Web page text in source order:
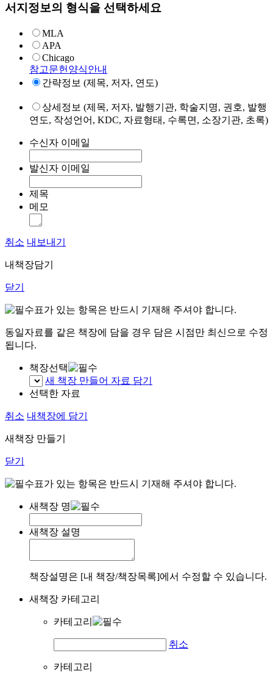
서지정보의 형식을 선택하세요
MLA
APA
Chicago
참고문헌양식안내
간략정보 (제목, 저자, 연도)
상세정보 (제목, 저자, 발행기관, 학술지명, 권호, 발행
연도, 작성언어, KDC, 자료형태, 수록면, 소장기관, 초록)
수신자 이메일
발신자 이메일
제목
메모
취소 내보내기
내책장담기
닫기
표가 있는 항목은 반드시 기재해 주셔야 합니다.
동일자료를 같은 책장에 담을 경우 담은 시점만 최신으로 수정
됩니다.
책장선택
새 책장 만들어 자료 담기
선택한 자료
취소 내책장에 담기
새책장 만들기
닫기
표가 있는 항목은 반드시 기재해 주셔야 합니다.
새책장 명
새책장 설명
책장설명은 [내 책장/책장목록]에서 수정할 수 있습니다.
새책장 카테고리
카테고리
취소
카테고리